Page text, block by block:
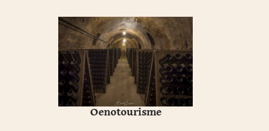
Oenotourisme